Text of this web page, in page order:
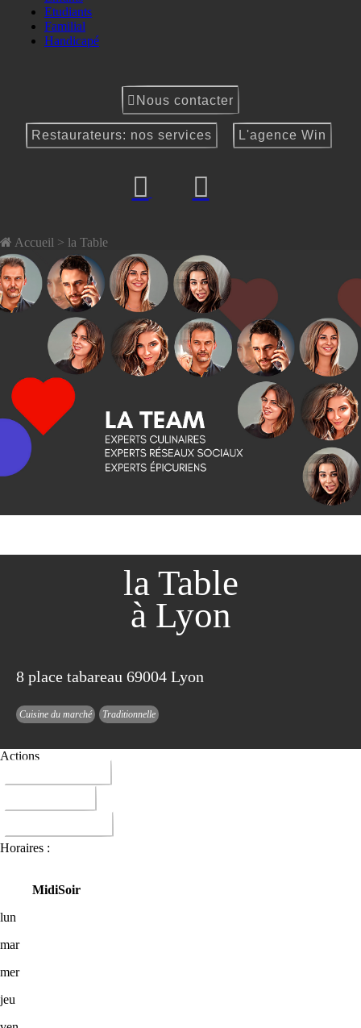
Etudiants
Familial
Handicapé
Nous contacter
Restaurateurs: nos services L'agence Win
Accueil > la Table
la Table
à Lyon
8 place tabareau 69004 Lyon
Cuisine du marché Traditionnelle
Actions
Horaires :
MidiSoir
lun
mar
mer
jeu